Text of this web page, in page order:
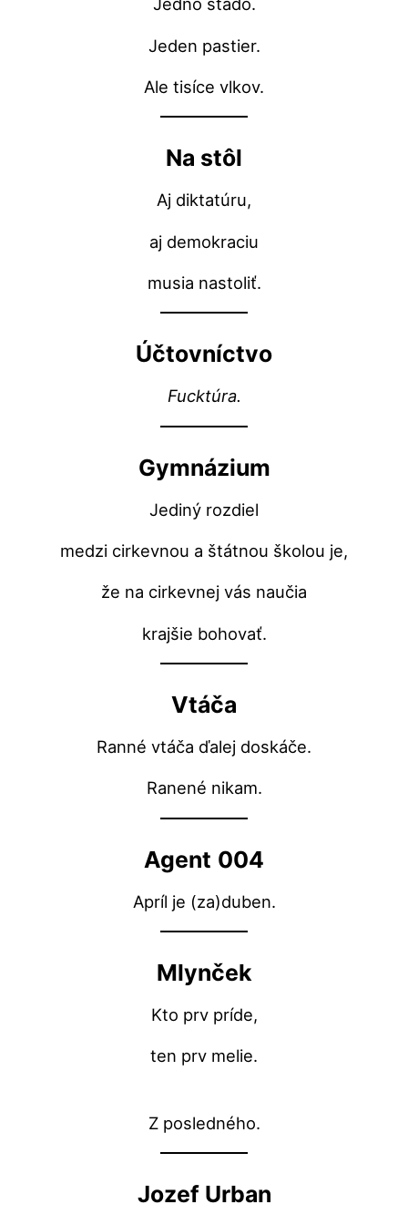
Jeden pastier.
Ale tisíce vlkov.
Na stôl
Aj diktatúru,
aj demokraciu
musia nastoliť.
Účtovníctvo
Fucktúra.
Gymnázium
Jediný rozdiel
medzi cirkevnou a štátnou školou je,
že na cirkevnej vás naučia
krajšie bohovať.
Vtáča
Ranné vtáča ďalej doskáče.
Ranené nikam.
Agent 004
Apríl je (za)duben.
Mlynček
Kto prv príde,
ten prv melie.
Z posledného.
Jozef Urban